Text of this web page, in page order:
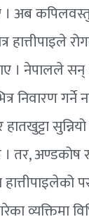
अब
हात्तीपाइले
। नेपालले
निवारण गर्ने
तर, अण्डकोष
व्यक्तिमा